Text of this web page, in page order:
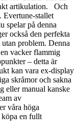
artikulation. Och
Evertune-stallet
spelar på denna
också den perfekta
problem. Denna
vacker flammig
– detta är
kan vara ex-display
skråmor och sakna
eller manual kanske
av
våra höga
köpa en fullt